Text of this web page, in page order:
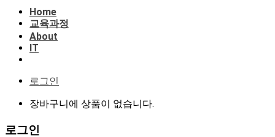
Home
교육과정
About
IT
로그인
장바구니에 상품이 없습니다.
로그인